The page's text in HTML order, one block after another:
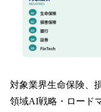
対象業界生命保険、
領域AI戦略・ロード